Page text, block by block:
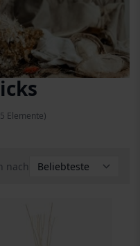
5 Elemente
nach